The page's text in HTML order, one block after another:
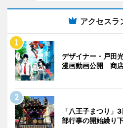
アクセスラ
デザイナー・戸田
漫画動画公開 商
「八王子まつり
部行事の開始繰り